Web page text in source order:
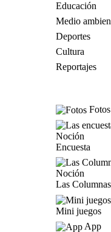
Educación
Medio
Deportes
Cultura
Reportajes
Fotos
Encuesta
Las Columnas
Mini juegos
App